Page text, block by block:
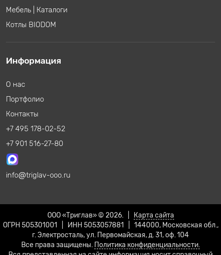
Мебель
Каталоги
Котлы BIODOM
Информация
О нас
Портфолио
Контакты
+7 495 178-02-52
+7 901 516-27-80
info triglav-ooo.ru
ООО «Триглав» © 2026. |
Карта сайта
ОГРН 505301001 | ИНН 5053057881 | 144000, Московская обл.,
г. Электросталь, ул. Первомайская, д. 31, оф. 104
Все права защищены. Политика конфиденциальности.